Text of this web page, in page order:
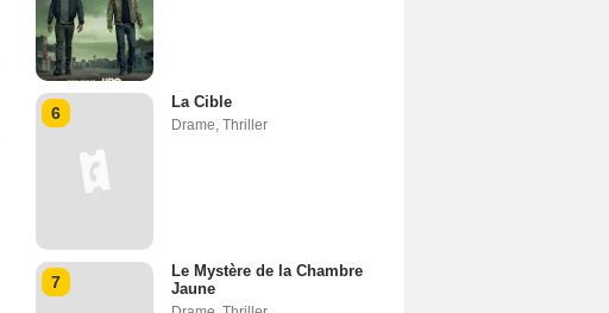
6
La Cible
Drame Thriller
7
Le Mystère de la Chambre
Jaune